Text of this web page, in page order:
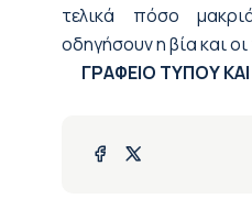
τελικά πόσο
οδηγήσουν η βία και
ΓΡΑΦΕΙΟ ΤΥΠΟΥ